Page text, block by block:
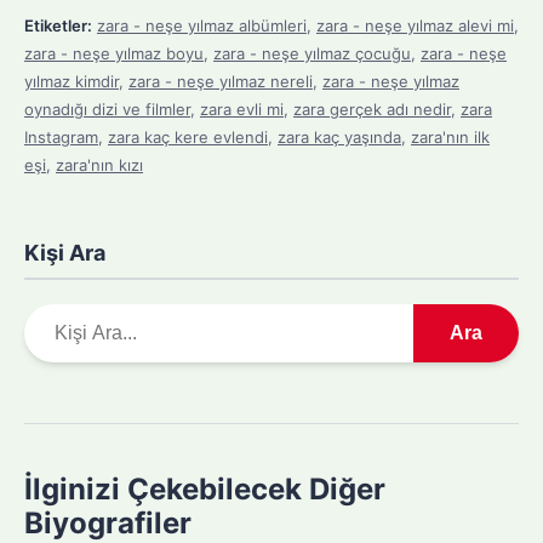
Etiketler: zara - neşe yılmaz albümleri, zara - neşe yılmaz alevi mi,
zara - neşe yılmaz boyu, zara - neşe yılmaz çocuğu, zara - neşe
yılmaz kimdir, zara - neşe yılmaz nereli, zara - neşe yılmaz
oynadığı dizi ve filmler, zara evli mi, zara gerçek adı nedir, zara
Instagram, zara kaç kere evlendi, zara kaç yaşında, zara'nın ilk
eşi, zara'nın kızı
Kişi Ara
r
y
a
p
Ara
İlginizi Çekebilecek Diğer
Biyografiler